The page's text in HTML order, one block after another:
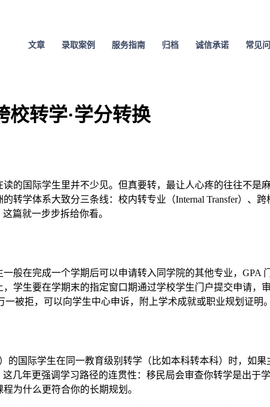
文章 录取案例 服务指南 归档 诚信承诺 常见
校转学·学分转换
国际学生里并不少见。但真要转，最让人心疼的往往不是
学体系大致分三条线：校内转专业（Internal Transfer）、跨
篇就一步步拆给你看。
般在完成一个学期后可以申请转入同学院的其他专业，GPA
学生要在学期末的指定窗口期通过学校学生门户提交申请
被拒，可以向学生中心申诉，附上学术成就或职业规划证明。
国际学生在同一教育级别转学（比如本科转本科）时，如
几年更强调学习路径的连贯性：移民局会审查你转学是出于
为什么更符合你的长期规划。